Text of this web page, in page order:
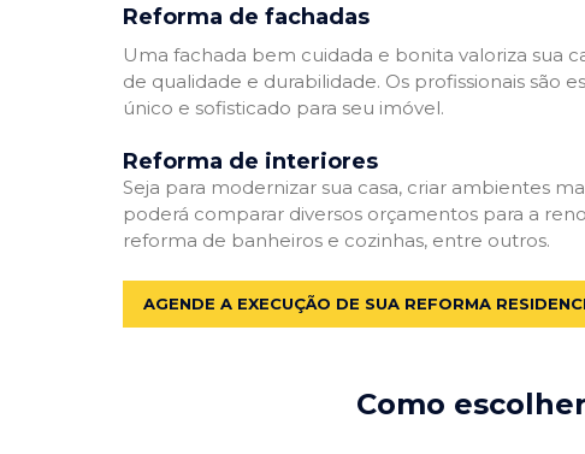
Reforma de fachadas
Uma fachada bem cuidada e bonita valoriza sua
de qualidade e durabilidade. Os profissionais
único e sofisticado para seu imóvel.
Reforma de interiores
Seja para modernizar sua casa, criar ambientes
poderá comparar diversos orçamentos para a
reforma de banheiros e cozinhas, entre outros.
AGENDE A EXECUÇÃO DE SUA REFORMA
Como